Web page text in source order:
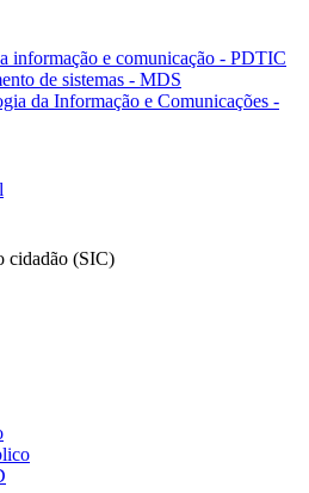
informação e comunicação - PDTIC
de sistemas - MDS
da Informação e Comunicações -
cidadão (SIC)